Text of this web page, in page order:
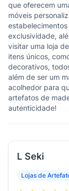
que oferecem
móveis
exclusividade,
visitar uma loja
itens únicos,
decorativos,
além de ser um
acolhedor para
artefatos de
autenticidade!
L Seki
Lojas de